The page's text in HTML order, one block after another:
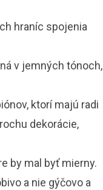
hraníc spojenia
v jemných tónoch,
ktorí majú radi
dekorácie,
by mal byť mierny.
a nie gýčovo a